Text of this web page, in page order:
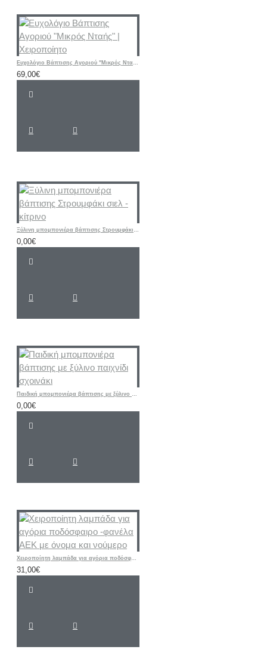
Ευχολόγιο Βάπτισης Αγοριού "Μικρός Νταής" | Χειροποίητο
69,00€
Ξύλινη μπομπονιέρα βάπτισης Στρουμφάκι σιελ - κίτρινο
0,00€
Παιδική μπομπονιέρα βάπτισης με ξύλινο παιχνίδι σχοινάκι
0,00€
Χειροποίητη λαμπάδα για αγόρια ποδόσφαιρο -φανέλα ΑΕΚ με όνομα και νούμερο
31,00€